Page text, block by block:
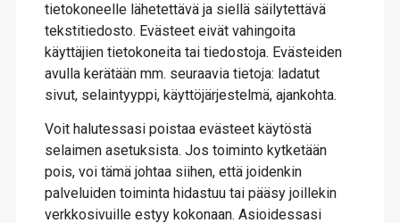
tietokoneelle lähetettävä ja siellä säilytettävä
tekstitiedosto. Evästeet eivät vahingoita
käyttäjien tietokoneita tai tiedostoja. Evästeiden
avulla kerätään mm. seuraavia tietoja: ladatut
sivut, selaintyyppi, käyttöjärjestelmä, ajankohta.
Voit halutessasi poistaa evästeet käytöstä
selaimen asetuksista. Jos toiminto kytketään
pois, voi tämä johtaa siihen, että joidenkin
palveluiden toiminta hidastuu tai pääsy joillekin
verkkosivuille estyy kokonaan. Asioidessasi